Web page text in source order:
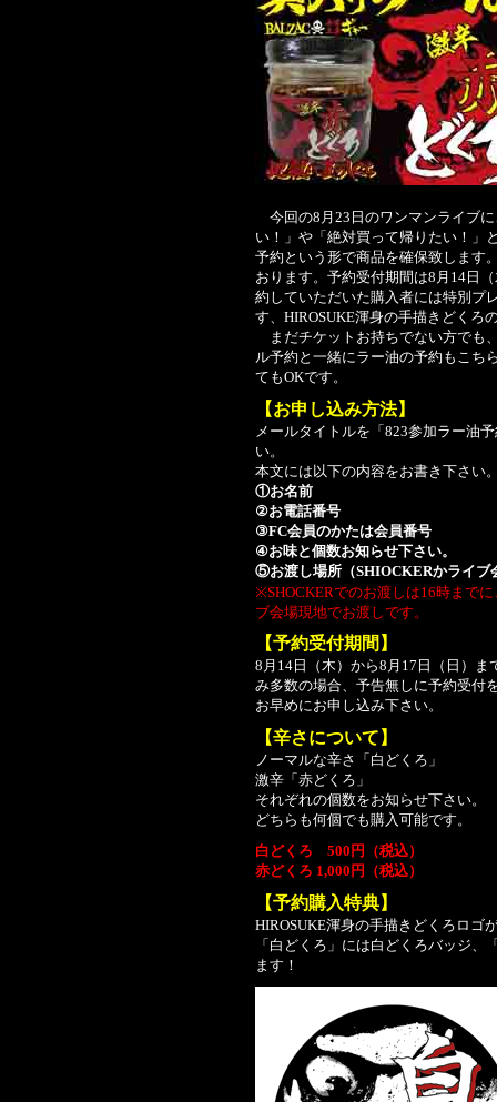
今回の8月23日のワンマンライブ
い！」や「絶対買って帰りたい！」
予約という形で商品を確保致します
おります。予約受付期間は8月14日
約していただいた購入者には特別プ
す、HIROSUKE渾身の手描きどくろ
まだチケットお持ちでない方でも
ル予約と一緒にラー油の予約もこち
てもOKです。
【お申し込み方法】
メールタイトルを「823参加ラー油
い。
本文には以下の内容をお書き下さい
①お名前
②お電話番号
③FC会員のかたは会員番号
④お味と個数お知らせ下さい。
⑤お渡し場所（SHIOCKERかライブ
※SHOCKERでのお渡しは16時まで
ブ会場現地でお渡しです。
【予約受付期間】
8月14日（木）から8月17日（日）
み多数の場合、予告無しに予約受付
お早めにお申し込み下さい。
【辛さについて】
ノーマルな辛さ「白どくろ」
激辛「赤どくろ」
それぞれの個数をお知らせ下さい。
どちらも何個でも購入可能です。
白どくろ 500円（税込）
赤どくろ 1,000円（税込）
【予約購入特典】
HIROSUKE渾身の手描きどくろロゴ
「白どくろ」には白どくろバッジ
ます！